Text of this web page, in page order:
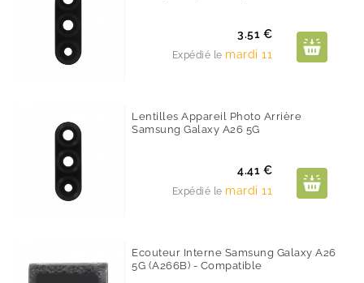
Prix
3.51 €
Expédié le mardi 11
Lentilles Appareil Photo Arrière
Samsung Galaxy A26 5G
Prix
4.41 €
Expédié le mardi 11
Ecouteur Interne Samsung Galaxy A26
5G (A266B) - Compatible